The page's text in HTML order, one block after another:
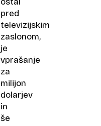
pred
televizijskim
zaslonom,
je
vprašanje
za
milijon
dolarjev
in
še